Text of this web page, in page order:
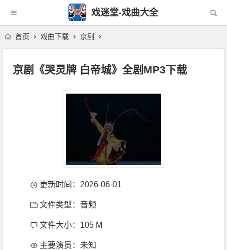
戏迷堂-戏曲大全
首页 戏曲下载 京剧
京剧《哭灵牌 白帝城》全剧MP3下载
更新时间：2026-06-01
文件类型：音频
文件大小：105 M
主要演员：未知